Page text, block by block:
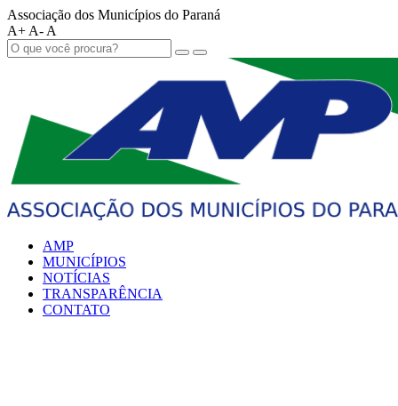
Associação dos Municípios do Paraná
A+ A- A
AMP
MUNICÍPIOS
NOTÍCIAS
TRANSPARÊNCIA
CONTATO